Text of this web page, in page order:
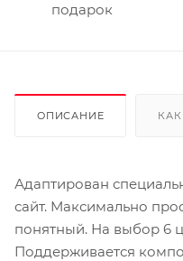
подарок
ОПИСАНИЕ
Адаптирован
сайт. Максимально
понятный. На выбор 6
Поддерживается